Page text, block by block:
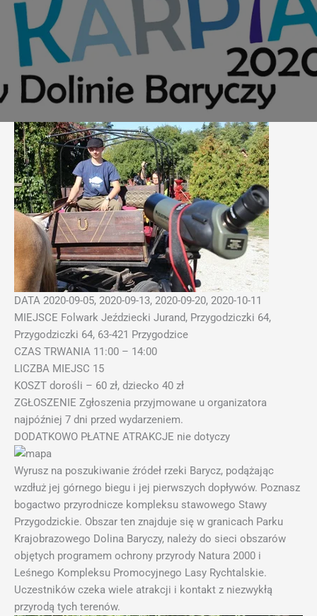
DATA 2020-09-05, 2020-09-13, 2020-09-20, 2020-10-11
MIEJSCE Folwark Jeździecki Jurand, Przygodziczki 64,
Przygodziczki 64, 63-421 Przygodzice
CZAS TRWANIA 11:00 – 14:00
LICZBA MIEJSC 15
KOSZT dorośli – 60 zł, dziecko 40 zł
ZGŁOSZENIE Zgłoszenia przyjmowane u organizatora
najpóźniej 7 dni przed wydarzeniem.
DODATKOWO PŁATNE ATRAKCJE nie dotyczy
Wyrusz na poszukiwanie źródeł rzeki Barycz, podążając
wzdłuż jej górnego biegu i jej pierwszych dopływów. Poznasz
bogactwo przyrodnicze kompleksu stawowego Stawy
Przygodzickie. Obszar ten znajduje się w granicach Parku
Krajobrazowego Dolina Baryczy, należy do sieci obszarów
objętych programem ochrony przyrody Natura 2000 i
Leśnego Kompleksu Promocyjnego Lasy Rychtalskie.
Uczestników czeka wiele atrakcji i kontakt z niezwykłą
przyrodą tych terenów.